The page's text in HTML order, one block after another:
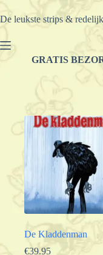
Ga
naar
De leukste strips &
GRATIS
De Kladdenman
€39.95